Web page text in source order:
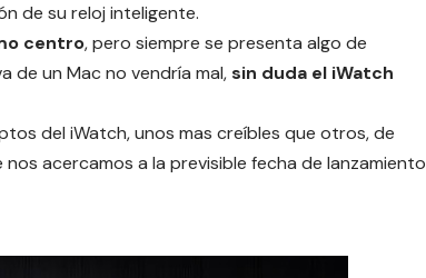
de su reloj inteligente.
centro, pero siempre se presenta algo de
de un Mac no vendría mal,sin duda el iWatch
del iWatch, unos mas creíbles que otros, de
acercamos a la previsible fecha de lanzamiento